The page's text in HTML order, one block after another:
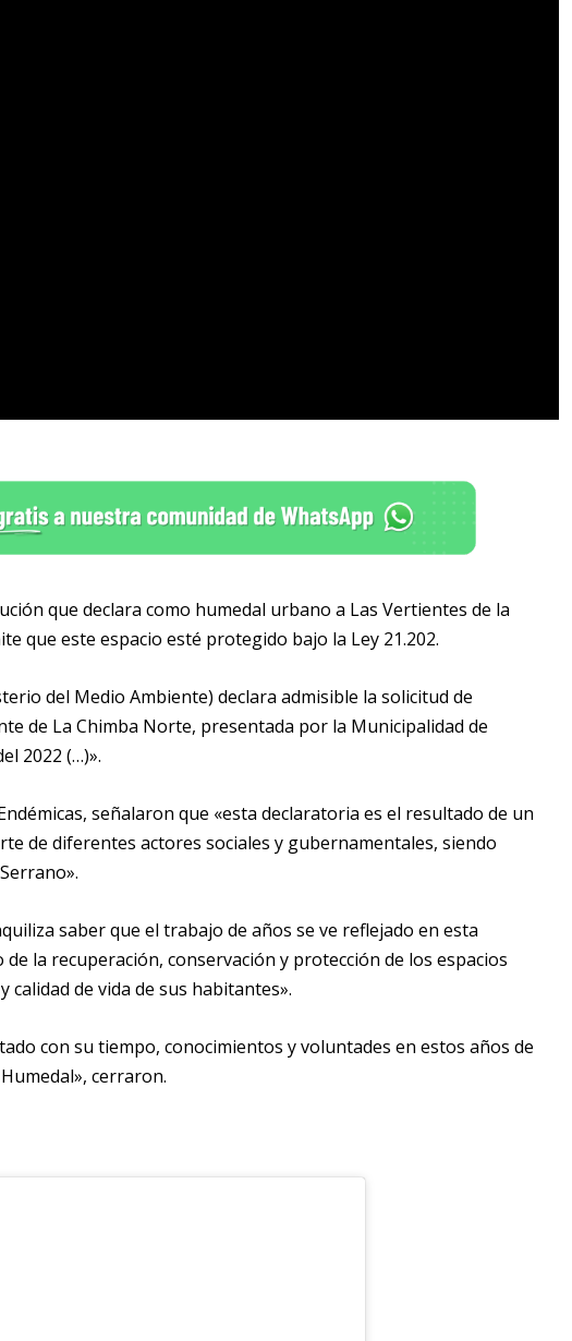
que declara como humedal urbano a Las Vertientes de la
que este espacio esté protegido bajo la Ley 21.202.
del Medio Ambiente) declara admisible la solicitud de
de La Chimba Norte, presentada por la Municipalidad de
2022 (…)».
señalaron que «esta declaratoria es el resultado de un
de diferentes actores sociales y gubernamentales, siendo
saber que el trabajo de años se ve reflejado en esta
la recuperación, conservación y protección de los espacios
de vida de sus habitantes».
con su tiempo, conocimientos y voluntades en estos años de
cerraron.